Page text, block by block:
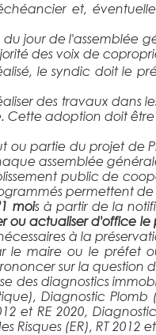
et,
jour de l'assemblée
des voix de
le syndic doit le
des travaux dans
Cette adoption doit
ou partie du projet de
assemblée
public de
permettent
mois à partir de la
ou actualiser d'office le
à la
le maire ou le préfet
sur la
des diagnostics
Diagnostic
et RE 2020,
(ER), RT 2012